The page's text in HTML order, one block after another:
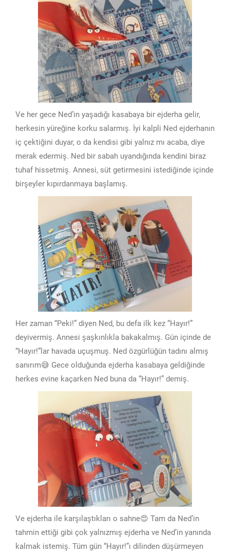
Ve her gece Ned’in yaşadığı kasabaya bir ejderha gelir,
herkesin yüreğine korku salarmış. İyi kalpli Ned ejderhanın
iç çektiğini duyar, o da kendisi gibi yalnız mı acaba, diye
merak edermiş. Ned bir sabah uyandığında kendini biraz
tuhaf hissetmiş. Annesi, süt getirmesini istediğinde içinde
birşeyler kıpırdanmaya başlamış.
Her zaman “Peki!” diyen Ned, bu defa ilk kez “Hayır!”
deyivermiş. Annesi şaşkınlıkla bakakalmış. Gün içinde de
“Hayır!”lar havada uçuşmuş. Ned özgürlüğün tadını almış
sanırım😅 Gece olduğunda ejderha kasabaya geldiğinde
herkes evine kaçarken Ned buna da “Hayır!” demiş.
Ve ejderha ile karşılaştıkları o sahne😍 Tam da Ned’in
tahmin ettiği gibi çok yalnızmış ejderha ve Ned’in yanında
kalmak istemiş. Tüm gün “Hayır!”ı dilinden düşürmeyen